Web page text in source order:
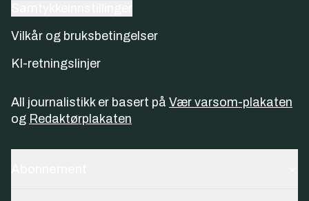
Vilkår og bruksbetingelser
KI-retningslinjer
All journalistikk er basert på Vær varsom-plakaten
og Redaktørplakaten